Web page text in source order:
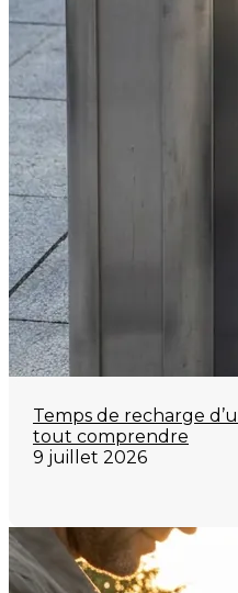
Temps de recharge
tout comprendre
9 juillet 2026